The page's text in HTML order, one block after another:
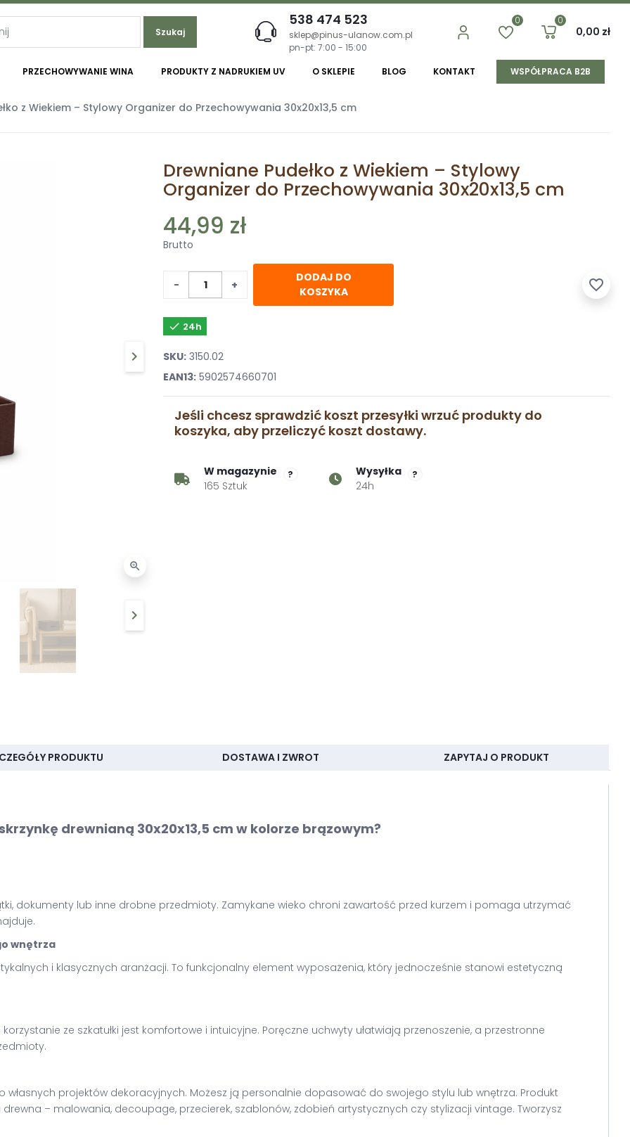
Szukaj
538 474 523
sklep@pinus-ulanow.com.pl
pn-pt: 7:00 - 15:00
0 0
0,00 zł
PRZECHOWYWANIE WINA PRODUKTY Z NADRUKIEM UV O SKLEPIE BLOG KONTAKT WSPÓŁPRACA B2B
z Wiekiem – Stylowy Organizer do Przechowywania 30x20x13,5 cm
Następny
keyboard_arrow_right
zoom_in
Następny
keyboard_arrow_right
Drewniane Pudełko z Wiekiem – Stylowy
Organizer do Przechowywania 30x20x13,5 cm
44,99 zł
Brutto
− +
DODAJ DO
KOSZYKA
favorite_border
 24h
SKU: 3150.02
EAN13: 5902574660701
Jeśli chcesz sprawdzić koszt przesyłki wrzuć produkty do
koszyka, aby przeliczyć koszt dostawy.
W magazynie
165 Sztuk
?
Wysyłka
24h
?
PRODUKTU DOSTAWA I ZWROT ZAPYTAJ O PRODUKT
drewnianą 30x20x13,5 cm w kolorze brązowym?
dokumenty lub inne drobne przedmioty. Zamykane wieko chroni zawartość przed kurzem i pomaga utrzymać
wnętrza
i klasycznych aranżacji. To funkcjonalny element wyposażenia, który jednocześnie stanowi estetyczną
ze szkatułki jest komfortowe i intuicyjne. Poręczne uchwyty ułatwiają przenoszenie, a przestronne
własnych projektów dekoracyjnych. Możesz ją personalnie dopasować do swojego stylu lub wnętrza. Produkt
– malowania, decoupage, przecierek, szablonów, zdobień artystycznych czy stylizacji vintage. Tworzysz